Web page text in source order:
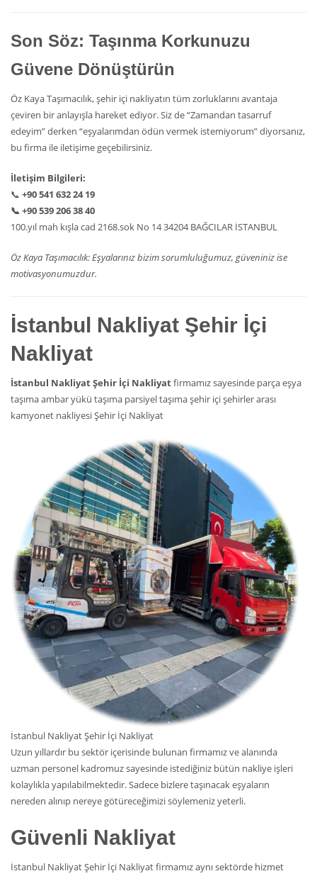
Son Söz: Taşınma Korkunuzu
Güvene Dönüştürün
Öz Kaya Taşımacılık, şehir içi nakliyatın tüm zorluklarını avantaja
çeviren bir anlayışla hareket ediyor. Siz de “Zamandan tasarruf
edeyim” derken “eşyalarımdan ödün vermek istemiyorum” diyorsanız,
bu firma ile iletişime geçebilirsiniz.
İletişim Bilgileri:
📞 +90 541 632 24 19
📞 +90 539 206 38 40
100.yıl mah kışla cad 2168.sok No 14 34204 BAĞCILAR İSTANBUL
Öz Kaya Taşımacılık: Eşyalarınız bizim sorumluluğumuz, güveniniz ise
motivasyonumuzdur.
İstanbul Nakliyat Şehir İçi
Nakliyat
İstanbul Nakliyat Şehir İçi Nakliyatfirmamız sayesinde parça eşya
taşıma ambar yükü taşıma parsiyel taşıma şehir içi şehirler arası
kamyonet nakliyesi Şehir İçi Nakliyat
İstanbul Nakliyat Şehir İçi Nakliyat
Uzun yıllardır bu sektör içerisinde bulunan firmamız ve alanında
uzman personel kadromuz sayesinde istediğiniz bütün nakliye işleri
kolaylıkla yapılabilmektedir. Sadece bizlere taşınacak eşyaların
nereden alınıp nereye götüreceğimizi söylemeniz yeterli.
Güvenli Nakliyat
İstanbul Nakliyat Şehir İçi Nakliyat firmamız aynı sektörde hizmet